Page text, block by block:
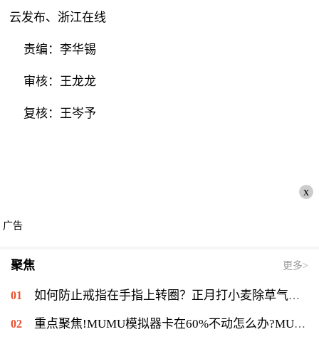
云发布、浙江在线
责编：李华锡
审核：王龙龙
复核：王岑予
x
广告
聚焦 更多>
如何防止戒指在手指上转圈？正月打小麦除草气温多少能打？ 全球短讯
重点聚焦!MUMU模拟器卡在60%不动怎么办?MUMU模拟器卡在60%的解决流程